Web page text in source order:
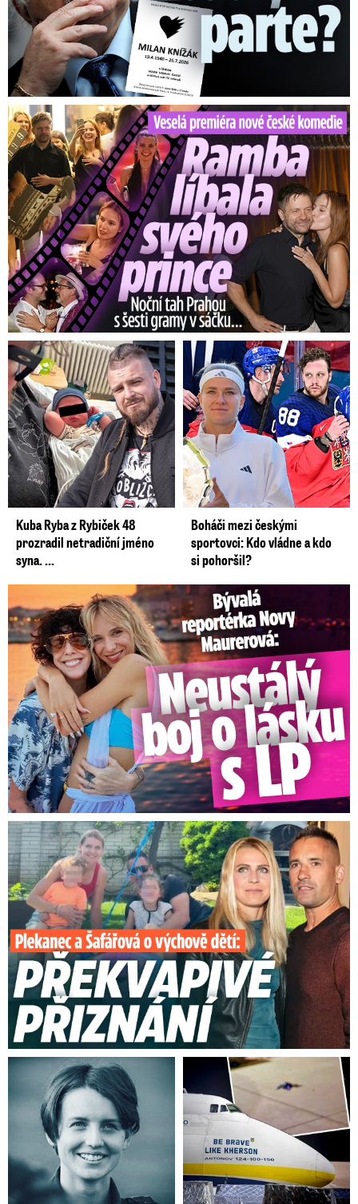
Veselá premiéra nové české komedie: Ramba líbala Mádla
Kuba Ryba z Rybiček 48
prozradil netradiční jméno
syna. ...
Boháči mezi českými
sportovci: Kdo vládne a kdo
si pohoršil?
Bývalá reportérka Novy Maurerová: Neustálý boj o lásku s ...
Plekanec a Šafářová o výchově dětí: Překvapivé přiznání